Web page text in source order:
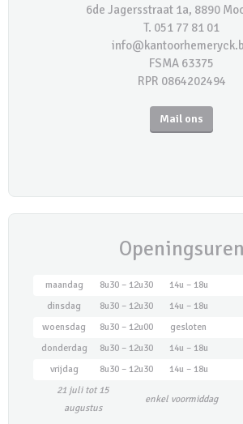
6de Jagersstraat 1a, 8890
T. 051 77 81 01
FSMA 63375
RPR 0864202494
Mail ons
Openingsuren
maandag 8u30 – 12u30
14u – 18u
dinsdag
8u30 – 12u30
14u – 18u
woensdag
8u30 – 12u00
gesloten
donderdag
8u30 – 12u30
14u – 18u
vrijdag
8u30 – 12u30
14u – 18u
21 juli tot 15
augustus
enkel voormiddag